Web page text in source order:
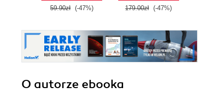
59.90zł (-47%) 179.00zł (-47%)
O autorze ebooka